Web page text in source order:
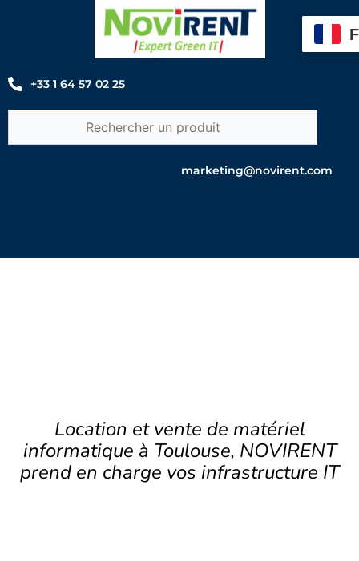
+33 1 64 57 02 25
marketing@novirent.com
Location et vente de matériel
informatique à Toulouse, NOVIRENT
prend en charge vos infrastructure IT